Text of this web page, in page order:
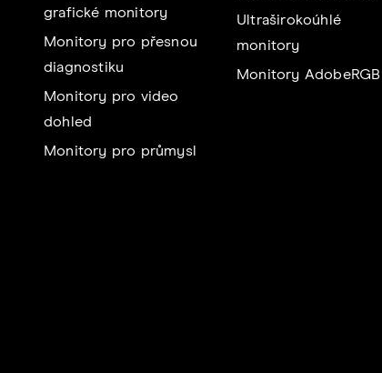
grafické monitory
Monitory pro přesnou
diagnostiku
Monitory pro video
dohled
Monitory pro průmysl
Ultraširokoúhlé
monitory
Monitory AdobeRGB